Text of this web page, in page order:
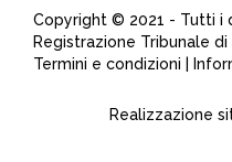
Copyright © 2021 - Tutti i
Registrazione Tribunale
Termini e condizioni |
Realizzazione